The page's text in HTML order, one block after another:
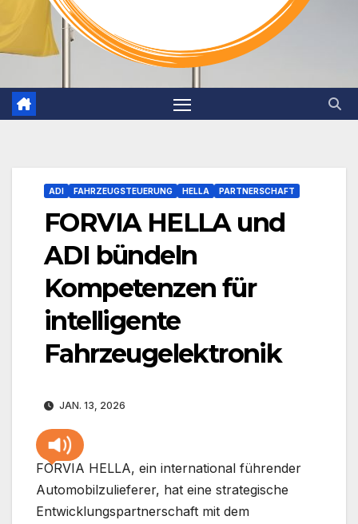
ADI FAHRZEUGSTEUERUNG HELLA PARTNERSCHAFT
FORVIA HELLA und
ADI bündeln
Kompetenzen für
intelligente
Fahrzeugelektronik
JAN. 13, 2026
FORVIA HELLA, ein international führender
Automobilzulieferer, hat eine strategische
Entwicklungspartnerschaft mit dem